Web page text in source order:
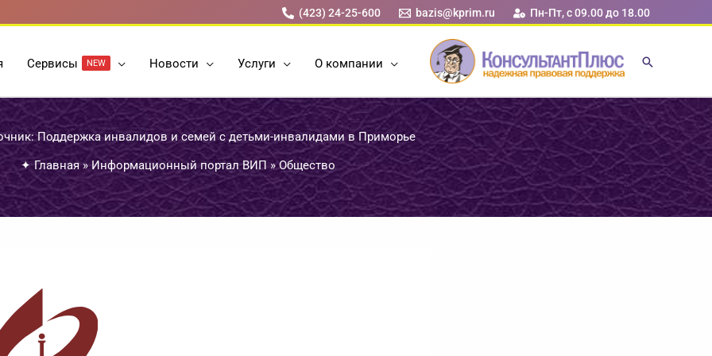
(423) 24-25-600 bazis@kprim.ru Пн-Пт, с 09.00 до 18.00
Cервисы NEW Новости Услуги О компании
Поддержка инвалидов и семей с детьми-инвалидами в Приморье
✦ Главная » Информационный портал ВИП »Общество